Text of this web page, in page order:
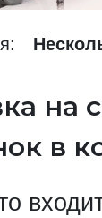
на
в